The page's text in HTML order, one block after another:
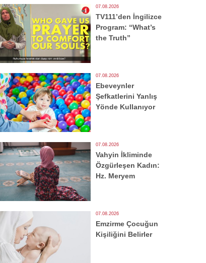
07.08.2026
TV111’den İngilizce
Program: “What’s
the Truth”
07.08.2026
Ebeveynler
Şefkatlerini Yanlış
Yönde Kullanıyor
07.08.2026
Vahyin İkliminde
Özgürleşen Kadın:
Hz. Meryem
07.08.2026
Emzirme Çocuğun
Kişiliğini Belirler